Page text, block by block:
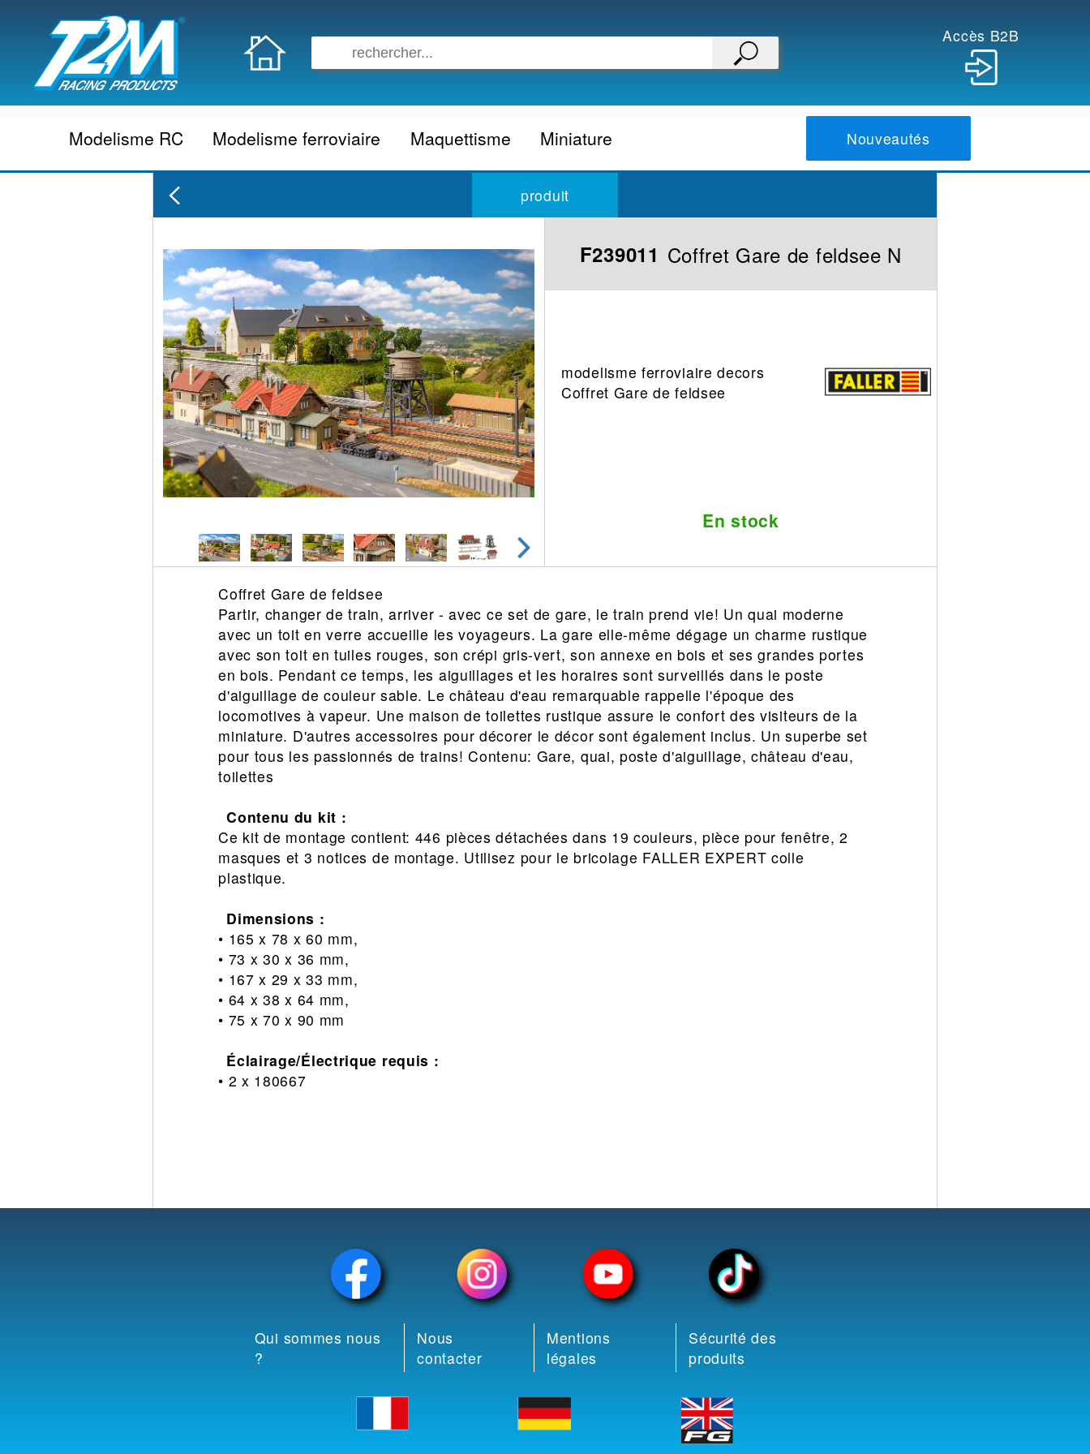
Accès B2B
Modelisme RC
Vehicule electrique
Vehicule thermique
Accessoire electrique
Accessoire thermique
Accessoire divers
Modelisme ferroviaire
Autorail
Wagon
Voiture
Remorque
Coffret
Voie
Digital
Decors
Figurine
Car system
Vehicule
Catalogue
Accesoire
Maquettisme
Bateau
Militaire
Espace
Figurine
Leonard
Architecture
Ferroviaire
Outillage
Finition
Catalogue
Modelmag
Miniature
24h du Mans
Avion
Nouveautés
produit
F239011 Coffret Gare de feldsee N
modelisme ferroviaire decors
Coffret Gare de feldsee
En stock
Coffret Gare de feldsee
Partir, changer de train, arriver - avec ce set de gare, le train prend vie! Un quai moderne
avec un toit en verre accueille les voyageurs. La gare elle-même dégage un charme rustique
avec son toit en tuiles rouges, son crépi gris-vert, son annexe en bois et ses grandes portes
en bois. Pendant ce temps, les aiguillages et les horaires sont surveillés dans le poste
d'aiguillage de couleur sable. Le château d'eau remarquable rappelle l'époque des
locomotives à vapeur. Une maison de toilettes rustique assure le confort des visiteurs de la
miniature. D'autres accessoires pour décorer le décor sont également inclus. Un superbe set
pour tous les passionnés de trains! Contenu: Gare, quai, poste d'aiguillage, château d'eau,
toilettes
Contenu du kit :
Ce kit de montage contient: 446 pièces détachées dans 19 couleurs, pièce pour fenêtre, 2
masques et 3 notices de montage. Utilisez pour le bricolage FALLER EXPERT colle
plastique.
Dimensions :
• 165 x 78 x 60 mm,
• 73 x 30 x 36 mm,
• 167 x 29 x 33 mm,
• 64 x 38 x 64 mm,
• 75 x 70 x 90 mm
Éclairage/Électrique requis :
• 2 x 180667
Qui sommes nous
?
Nous
contacter
Mentions
légales
Sécurité des
produits